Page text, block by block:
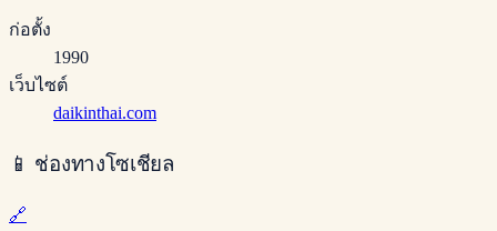
ก่อตั้ง
1990
เว็บไซต์
daikinthai.com
📱 ช่องทางโซเชียล
🔗